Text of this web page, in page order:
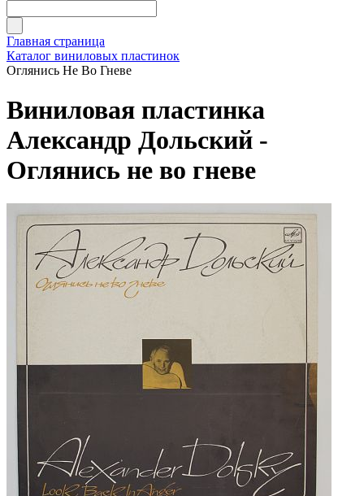
Главная страница
Каталог виниловых пластинок
Оглянись Не Во Гневе
Виниловая пластинка
Александр Дольский -
Оглянись не во гневе